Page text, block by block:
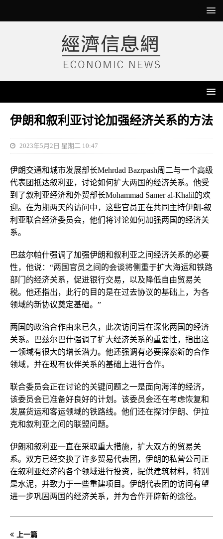
伊朗和叙利亚讨论加强经济关系的方法
2023年5月2日 星期二 10:47
伊朗交通和城市发展部长Mehrdad Bazrpash周二与一个高级
代表团抵达叙利亚，讨论如何扩大两国的经济关系。他受
到了叙利亚经济和外贸部长Mohammad Samer al-Khalil的欢
迎。在为期两天的访问中，这些官员正在共同主持伊朗-叙
利亚联合经济委员会，他们将讨论如何加强两国的经济关
系。
巴兹尔帕什强调了加强伊朗和叙利亚之间经济关系的必要
性，他说：“两国官员之间的会谈将侧重于扩大海运和铁路
部门的经济关系，促进银行交易，以及降低自由贸易关
税。他还指出，此行的目的是在过去协议的基础上，为各
领域的新协议奠定基础。”
两国的政治合作由来已久，此次访问旨在深化两国的经济
关系。巴兹尔巴什强调了扩大经济关系的重要性，指出这
一领域有很大的增长潜力。他还强调有必要探索新的合作
领域，并在现有伙伴关系的基础上进行合作。
联合委员会正在讨论的关键问题之一是面向海洋的经济，
该委员会已准备好良好的计划。该委员会还在考虑恢复和
发展货运和客运领域的铁路线。他们还在探讨伊朗、伊拉
克和叙利亚之间的联盟问题。
伊朗和叙利亚一直在采取重大措施，扩大双方的贸易关
系。双方已经交换了许多贸易代表团，伊朗的私营公司正
在叙利亚经济的各个领域进行投资，提供建筑材料，特别
是水泥，并致力于一些重建项目。伊朗代表团的访问有望
进一步巩固两国的经济关系，并为合作开辟新的途径。
上一篇